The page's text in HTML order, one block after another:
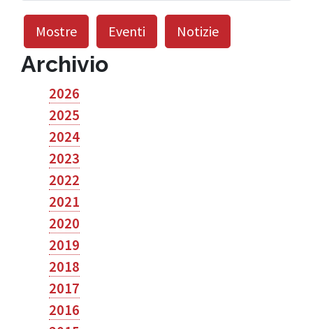
Mostre Eventi Notizie
Archivio
2026
2025
2024
2023
2022
2021
2020
2019
2018
2017
2016